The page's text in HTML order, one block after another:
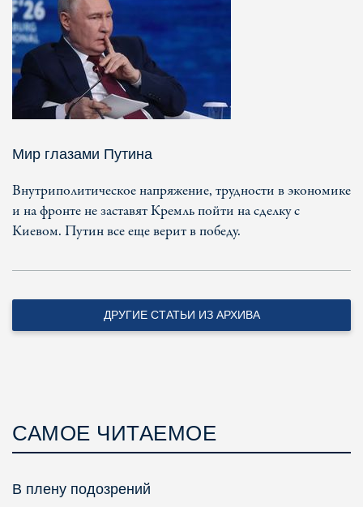
Мир глазами Путина
Внутриполитическое напряжение, трудности в экономике
и на фронте не заставят Кремль пойти на сделку с
Киевом. Путин все еще верит в победу.
ДРУГИЕ СТАТЬИ ИЗ АРХИВА
САМОЕ ЧИТАЕМОЕ
В плену подозрений